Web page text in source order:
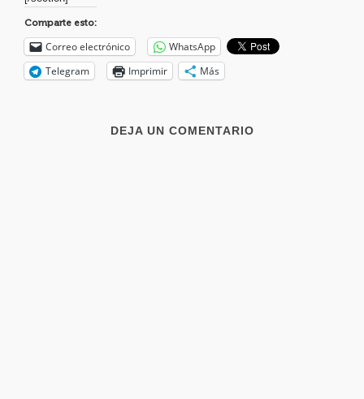
Comparte esto:
Correo electrónico
WhatsApp
Telegram
Imprimir Más
DEJA UN COMENTARIO